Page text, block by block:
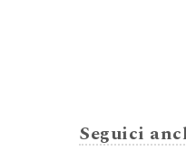
Seguici